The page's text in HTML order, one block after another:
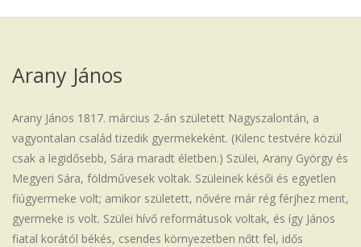
Iskola
Arany János
Arany János 1817. március 2-án született Nagyszalontán, a
vagyontalan család tizedik gyermekeként. (Kilenc testvére közül
csak a legidősebb, Sára maradt életben.) Szülei, Arany György és
Megyeri Sára, földművesek voltak. Szüleinek késői és egyetlen
fiúgyermeke volt; amikor született, nővére már rég férjhez ment,
gyermeke is volt. Szülei hívő reformátusok voltak, és így János
fiatal korától békés, csendes környezetben nőtt fel, idős